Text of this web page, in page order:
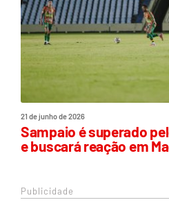
21 de junho de 2026
Sampaio é superado
e buscará reação em
Publicidade